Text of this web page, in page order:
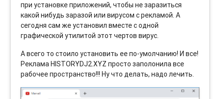
при установке приложений, чтобы не заразиться
какой нибудь заразой или вирусом с рекламой. А
сегодня сам же установил вместе с одной
графической утилитой этот чертов вирус.
А всего то стоило установить ее по-умолчанию! И все!
Реклама HISTORYDJ2.XYZ просто заполонила все
рабочее пространство!!! Ну что делать, надо лечить.